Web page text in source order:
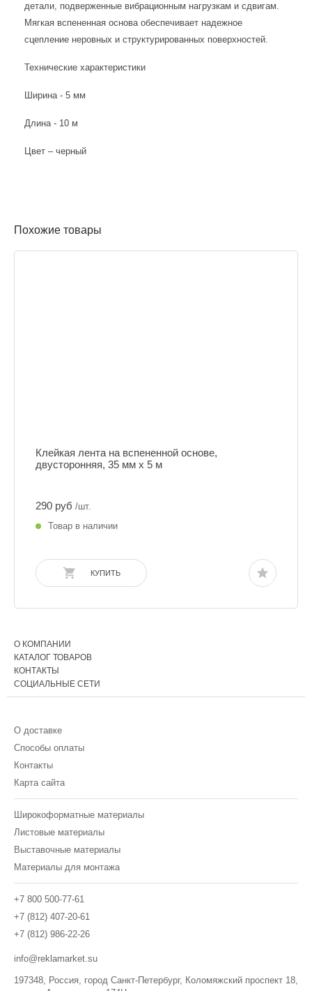
детали, подверженные вибрационным нагрузкам и сдвигам.
Мягкая вспененная основа обеспечивает надежное
сцепление неровных и структурированных поверхностей.
Технические характеристики
Ширина - 5 мм
Длина - 10 м
Цвет – черный
Похожие товары
Клейкая лента на вспененной основе,
двусторонняя, 35 мм х 5 м
290 руб /шт.
Товар в наличии
КУПИТЬ
О КОМПАНИИ
КАТАЛОГ ТОВАРОВ
КОНТАКТЫ
СОЦИАЛЬНЫЕ СЕТИ
О доставке
Способы оплаты
Контакты
Карта сайта
Широкоформатные материалы
Листовые материалы
Выставочные материалы
Материалы для монтажа
+7 800 500-77-61
+7 (812) 407-20-61
+7 (812) 986-22-26
info@reklamarket.su
197348, Россия, город Санкт-Петербург, Коломяжский проспект 18,